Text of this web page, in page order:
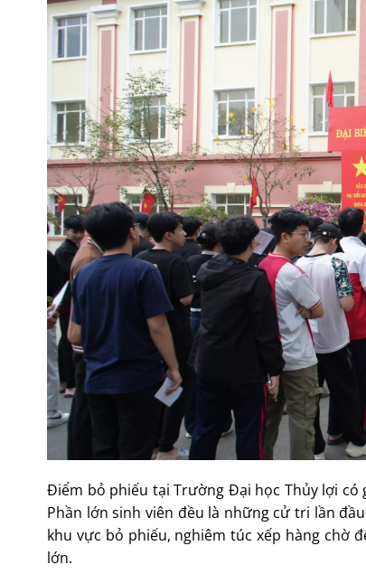
Điểm bỏ phiếu tại Trường Đại học Thủy lợi
Phần lớn sinh viên đều là những cử tri lần
khu vực bỏ phiếu, nghiêm túc xếp hàng chờ
lớn.